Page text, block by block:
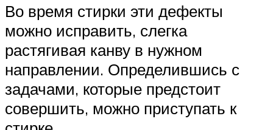
Во время стирки эти дефекты
можно исправить, слегка
растягивая канву в нужном
направлении. Определившись с
задачами, которые предстоит
совершить, можно приступать к